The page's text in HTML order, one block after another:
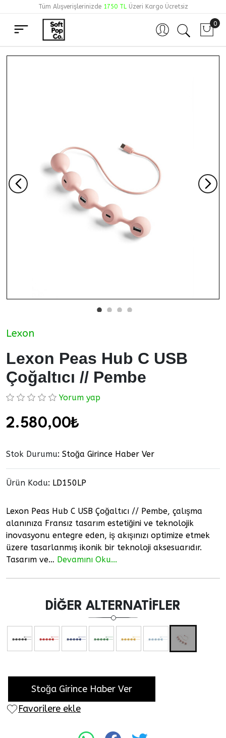
Tüm Alışverişlerinizde 1750 TLÜzeri Kargo Ücretsiz
Hesabım 0
Lexon
Lexon Peas Hub C USB
Çoğaltıcı // Pembe
Yorum yap
2.580,00₺
Stok Durumu: Stoğa Girince Haber Ver
Ürün Kodu: LD150LP
Lexon Peas Hub C USB Çoğaltıcı // Pembe, çalışma
alanınıza Fransız tasarım estetiğini ve teknolojik
inovasyonu entegre eden, iş akışınızı optimize etmek
üzere tasarlanmış ikonik bir teknoloji aksesuarıdır.
Tasarım ve… Devamını Oku...
DIĞER ALTERNATIFLER
Stoğa Girince Haber Ver
Favorilere ekle